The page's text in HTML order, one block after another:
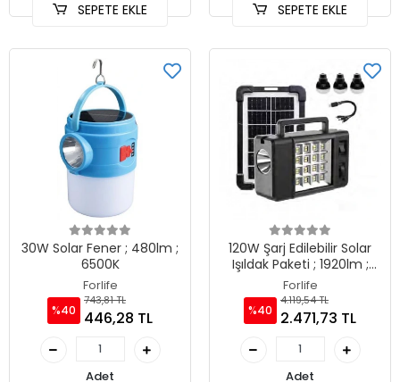
SEPETE EKLE SEPETE EKLE
30W Solar Fener ; 480lm ;
6500K
Forlife
%40
743,81 TL
446,28 TL
Adet
120W Şarj Edilebilir Solar
Işıldak Paketi ; 1920lm ;
6500K
Forlife
%40
4.119,54 TL
2.471,73 TL
Adet